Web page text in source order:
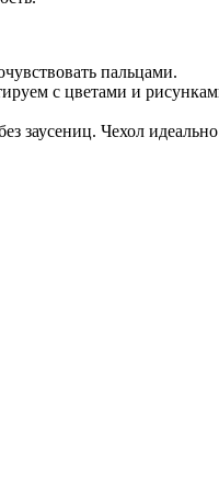
пальцами.
с цветами и
заусениц. Чехол